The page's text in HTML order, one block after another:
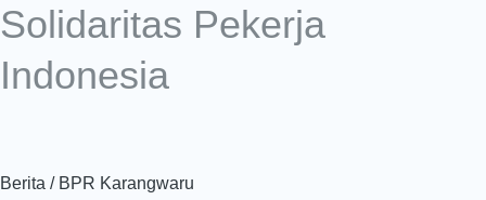
Solidaritas Pekerja
Indonesia
Berita / BPR Karangwaru